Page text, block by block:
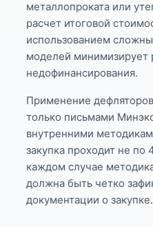
металлопроката или
расчет итоговой
использованием
моделей минимизирует
недофинансирования.
Применение
только письмами
внутренними
закупка проходит не
каждом случае
должна быть четко
документации о закупке.